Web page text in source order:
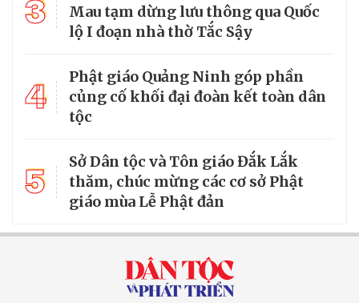
3
Mau tạm dừng lưu thông qua Quốc
lộ I đoạn nhà thờ Tắc Sậy
4
Phật giáo Quảng Ninh góp phần
củng cố khối đại đoàn kết toàn dân
tộc
5
Sở Dân tộc và Tôn giáo Đắk Lắk
thăm, chúc mừng các cơ sở Phật
giáo mùa Lễ Phật đản